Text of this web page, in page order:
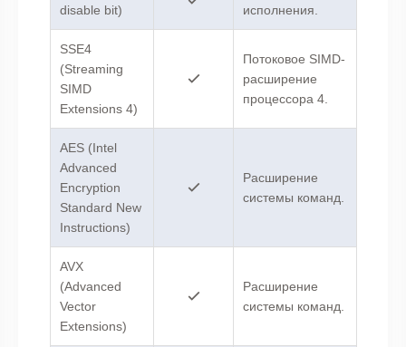
disable bit)
исполнения.
SSE4
(Streaming
SIMD
Extensions 4)
Потоковое SIMD-
расширение
процессора 4.
AES (Intel
Advanced
Encryption
Standard New
Instructions)
Расширение
системы команд.
AVX
(Advanced
Vector
Extensions)
Расширение
системы команд.